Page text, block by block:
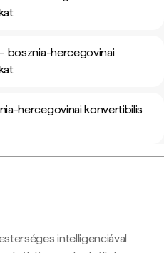
bosznia-hercegovinai
hercegovinai konvertibilis
intelligenciával